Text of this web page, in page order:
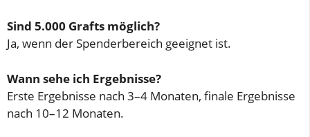
Sind 5.000 Grafts möglich?
Ja, wenn der Spenderbereich geeignet ist.
Wann sehe ich Ergebnisse?
Erste Ergebnisse nach 3–4 Monaten, finale Ergebnisse
nach 10–12 Monaten.